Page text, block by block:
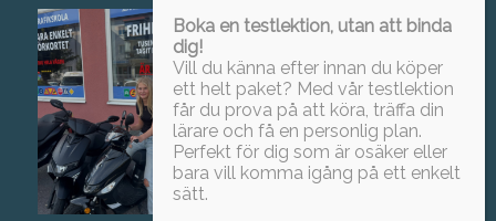
Boka en testlektion, utan att binda
dig!
Vill du känna efter innan du köper
ett helt paket? Med vår testlektion
får du prova på att köra, träffa din
lärare och få en personlig plan.
Perfekt för dig som är osäker eller
bara vill komma igång på ett enkelt
sätt.